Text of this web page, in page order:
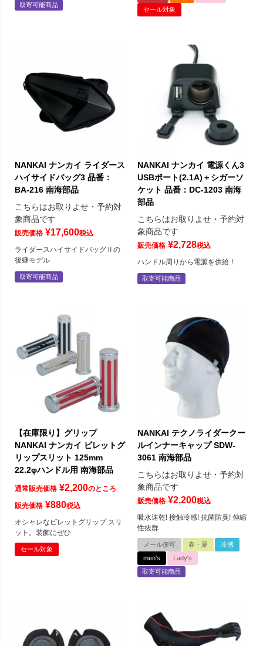
取寄可能商品
セール対象
NANKAI ナンカイ ライダース
ハイサイドバッグ3 品番：
BA-216 南海部品
こちらはお取りよせ・予約対
象商品です
販売価格 ¥17,600税込
ライダースハイサイドバッグⅡの
後継モデル
取寄可能商品
NANKAI ナンカイ 電源くん3
USBポート(2.1A)＋シガーソ
ケット 品番：DC-1203 南海
部品
こちらはお取りよせ・予約対
象商品です
販売価格 ¥2,728税込
ハンドル周りから電源を供給！
取寄可能商品
【在庫限り】グリップ
NANKAI ナンカイ ビレットグ
リップスリット 125mm
22.2φハンドル用 南海部品
通常販売価格 ¥2,200のところ
販売価格 ¥880税込
オシャレなビレットグリップ スリ
ット。装飾にぜひ
セール対象
NANKAI テクノライダークー
ルインナーキャップ SDW-
3061 南海部品
こちらはお取りよせ・予約対
象商品です
販売価格 ¥2,200税込
吸水速乾! 接触冷感! 抗菌防臭! 伸縮
性抜群
メール便可 春・夏
冷感
men's
Lady's
取寄可能商品